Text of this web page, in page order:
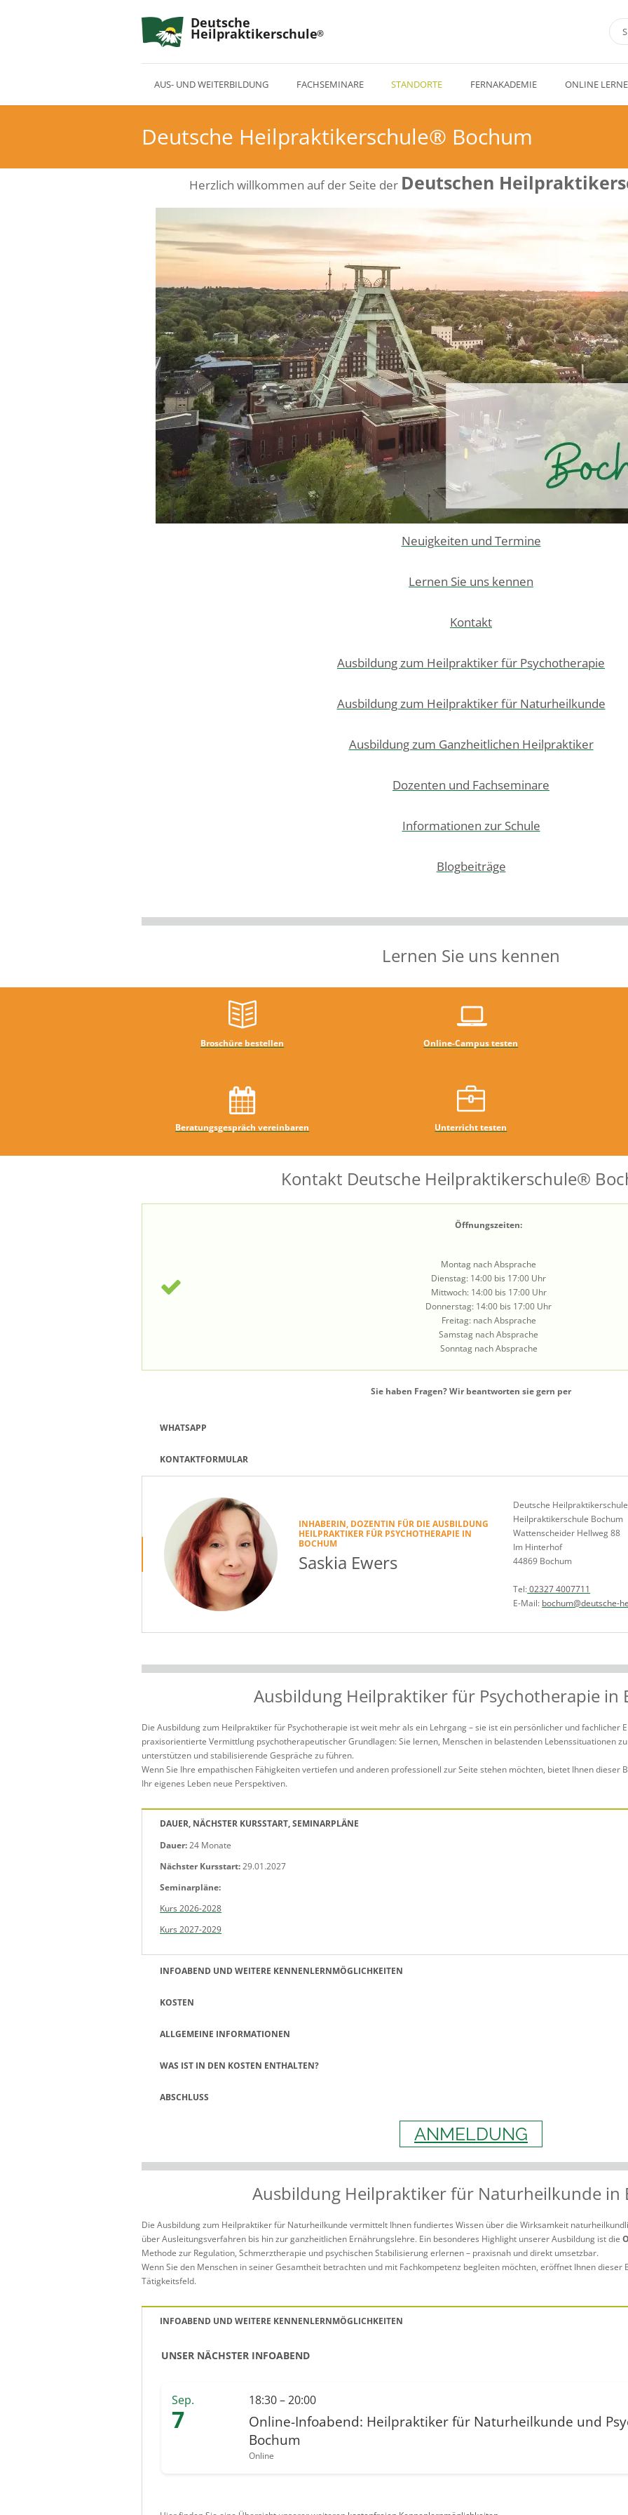
Deutsche
Heilpraktikerschule
AUS- UND WEITERBILDUNG FACHSEMINARE STANDORTE FERNAKADEMIE ONLINE
Deutsche Heilpraktikerschule® Bochum
Herzlich willkommen auf der Seite der Deutschen
Neuigkeiten und Termine
Lernen Sie uns kennen
Kontakt
Ausbildung zum Heilpraktiker für Psychotherapie
Ausbildung zum Heilpraktiker für Naturheilkunde
Ausbildung zum Ganzheitlichen Heilpraktiker
Dozenten und Fachseminare
Informationen zur Schule
Blogbeiträge
Lernen Sie uns kennen
Broschüre bestellen Online-Campus testen
Beratungsgespräch vereinbaren Unterricht testen
Kontakt Deutsche Heilpraktikerschule®
Öffnungszeiten:
Montag nach Absprache
Dienstag: 14:00 bis 17:00 Uhr
Mittwoch: 14:00 bis 17:00 Uhr
Donnerstag: 14:00 bis 17:00 Uhr
Freitag: nach Absprache
Samstag nach Absprache
Sonntag nach Absprache
Sie haben Fragen? Wir beantworten sie gern per
WHATSAPP
KONTAKTFORMULAR
INHABERIN, DOZENTIN FÜR DIE AUSBILDUNG
HEILPRAKTIKER FÜR PSYCHOTHERAPIE IN
BOCHUM
Saskia Ewers
Deutsche
Heilpraktikerschule Bochum
Wattenscheider Hellweg 88
Im Hinterhof
44869 Bochum
Tel:02327 4007711
E-Mail: bochum@deutsche-
Ausbildung Heilpraktiker für Psychotherapie in
Die Ausbildung zum Heilpraktiker für Psychotherapie ist weit mehr als ein Lehrgang – sie ist ein persönlicher und fachlicher
praxisorientierte Vermittlung psychotherapeutischer Grundlagen: Sie lernen, Menschen in belastenden Lebenssituationen
unterstützen und stabilisierende Gespräche zu führen.
Wenn Sie Ihre empathischen Fähigkeiten vertiefen und anderen professionell zur Seite stehen möchten, bietet Ihnen dieser
Ihr eigenes Leben neue Perspektiven.
DAUER, NÄCHSTER KURSSTART, SEMINARPLÄNE
Dauer:24 Monate
Nächster Kursstart:29.01.2027
Seminarpläne:
Kurs 2026-2028
Kurs 2027-2029
INFOABEND UND WEITERE KENNENLERNMÖGLICHKEITEN
KOSTEN
ALLGEMEINE INFORMATIONEN
WAS IST IN DEN KOSTEN ENTHALTEN?
ABSCHLUSS
ANMELDUNG
Ausbildung Heilpraktiker für Naturheilkunde in
Die Ausbildung zum Heilpraktiker für Naturheilkunde vermittelt Ihnen fundiertes Wissen über die Wirksamkeit
über Ausleitungsverfahren bis hin zur ganzheitlichen Ernährungslehre. Ein besonderes Highlight unserer Ausbildung ist die
Methode zur Regulation, Schmerztherapie und psychischen Stabilisierung erlernen – praxisnah und direkt umsetzbar.
Wenn Sie den Menschen in seiner Gesamtheit betrachten und mit Fachkompetenz begleiten möchten, eröffnet Ihnen
Tätigkeitsfeld.
INFOABEND UND WEITERE KENNENLERNMÖGLICHKEITEN
UNSER NÄCHSTER INFOABEND
Sep.
7
18:30 – 20:00
Online-Infoabend: Heilpraktiker für Naturheilkunde und
Bochum
Online